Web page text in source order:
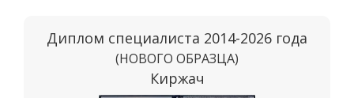
Диплом специалиста 2014-2026 года
(НОВОГО ОБРАЗЦА)
Киржач